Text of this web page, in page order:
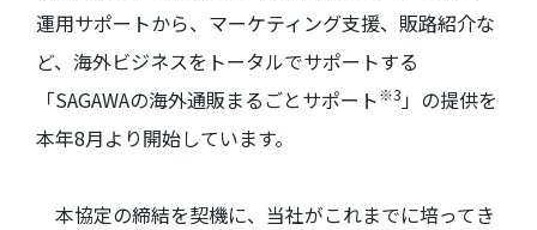
運用サポートから、マーケティング支援、販路紹介な
ど、海外ビジネスをトータルでサポートする
「SAGAWAの海外通販まるごとサポート※3」の提供を
本年8月より開始しています。
本協定の締結を契機に、当社がこれまでに培ってき